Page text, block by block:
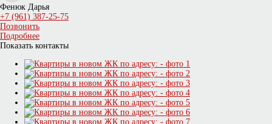
Фенюк Дарья
+7 (961) 387-25-75
Позвонить
Подробнее
Показать контакты